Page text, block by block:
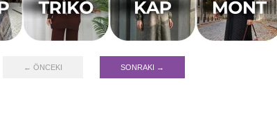
← ÖNCEKI SONRAKI →